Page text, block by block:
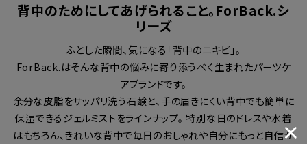
背中のためにしてあげられること。ForBack.シ
リーズ
ふとした瞬間、気になる「背中のニキビ」。
ForBack.はそんな背中の悩みに寄り添うべく生まれたパーツケ
アブランドです。
余分な皮脂をサッパリ洗う石鹸と、手の届きにくい背中でも簡単に
保湿できるジェルミストをラインナップ。 特別な日のドレスや水着
はもちろん、きれいな背中で毎日のおしゃれや自分にもっと自信が